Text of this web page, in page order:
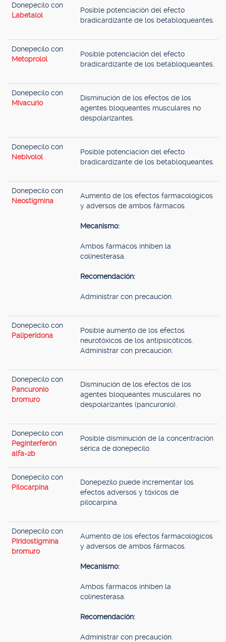
Donepecilo con
Labetalol
Posible potenciación del efecto
bradicardizante de los betabloqueantes.
Donepecilo con
Metoprolol
Posible potenciación del efecto
bradicardizante de los betabloqueantes.
Donepecilo con
Mivacurio
Disminución de los efectos de los
agentes bloqueantes musculares no
despolarizantes.
Donepecilo con
Nebivolol
Posible potenciación del efecto
bradicardizante de los betabloqueantes.
Donepecilo con
Neostigmina
Aumento de los efectos farmacológicos
y adversos de ambos fármacos.
Mecanismo:
Ambos fármacos inhiben la
colinesterasa.
Recomendación:
Administrar con precaución.
Donepecilo con
Paliperidona
Posible aumento de los efectos
neurotóxicos de los antipsicóticos.
Administrar con precaución.
Donepecilo con
Pancuronio
bromuro
Disminución de los efectos de los
agentes bloqueantes musculares no
despolarizantes (pancuronio).
Donepecilo con
Peginterferón
alfa-2b
Posible disminución de la concentración
sérica de donepecilo.
Donepecilo con
Pilocarpina
Donepezilo puede incrementar los
efectos adversos y tóxicos de
pilocarpina.
Donepecilo con
Piridostigmina
bromuro
Aumento de los efectos farmacológicos
y adversos de ambos fármacos.
Mecanismo:
Ambos fármacos inhiben la
colinesterasa.
Recomendación:
Administrar con precaución.